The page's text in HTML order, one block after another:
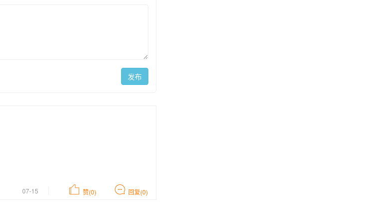
发布
07-15 赞(0) 回复(0)